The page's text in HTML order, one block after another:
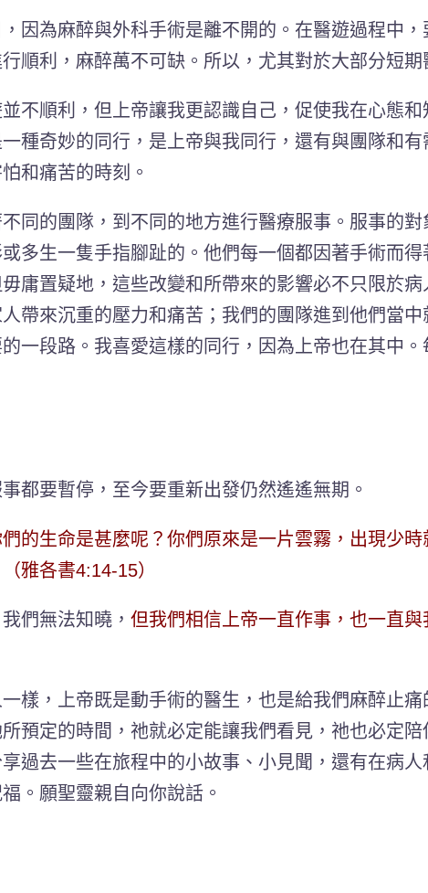
因為麻醉與外科手術是離不開的。在醫遊過程中
順利，麻醉萬不可缺。所以，尤其對於大部分短
不順利，但上帝讓我更認識自己，促使我在心態
種奇妙的同行，是上帝與我同行，還有與團隊和
和痛苦的時刻。
同的團隊，到不同的地方進行醫療服事。服事的
多生一隻手指腳趾的。他們每一個都因著手術而
庸置疑地，這些改變和所帶來的影響必不只限於
帶來沉重的壓力和痛苦；我們的團隊進到他們當
一段路。 我喜愛這樣的同行，因為上帝也在其中。
都要暫停，至今要重新出發仍然遙遙無期。
的生命是甚麼呢？你們原來是一片雲霧，出現少
雅各書4:14-15）
們無法知曉， 但我們相信上帝一直作事，也一直
樣，上帝既是動手術的醫生，也是給我們麻醉止
預定的時間，祂就必定能讓我們看見，祂也必定
過去一些在旅程中的小故事、小見聞，還有在病
。願聖靈親自向你說話。